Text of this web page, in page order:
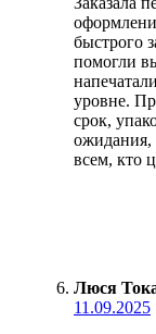
быстрого
помогли
уровне.
срок,
ожидания,
всем, кто
Люся
11.09.2025